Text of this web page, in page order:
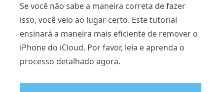
Se você não sabe a maneira correta de fazer
isso, você veio ao lugar certo. Este tutorial
ensinará a maneira mais eficiente de remover o
iPhone do iCloud. Por favor, leia e aprenda o
processo detalhado agora.